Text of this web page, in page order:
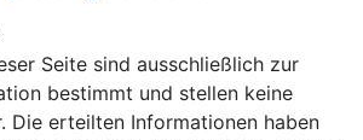
Seite sind ausschließlich zur
bestimmt und stellen keine
Die erteilten Informationen haben